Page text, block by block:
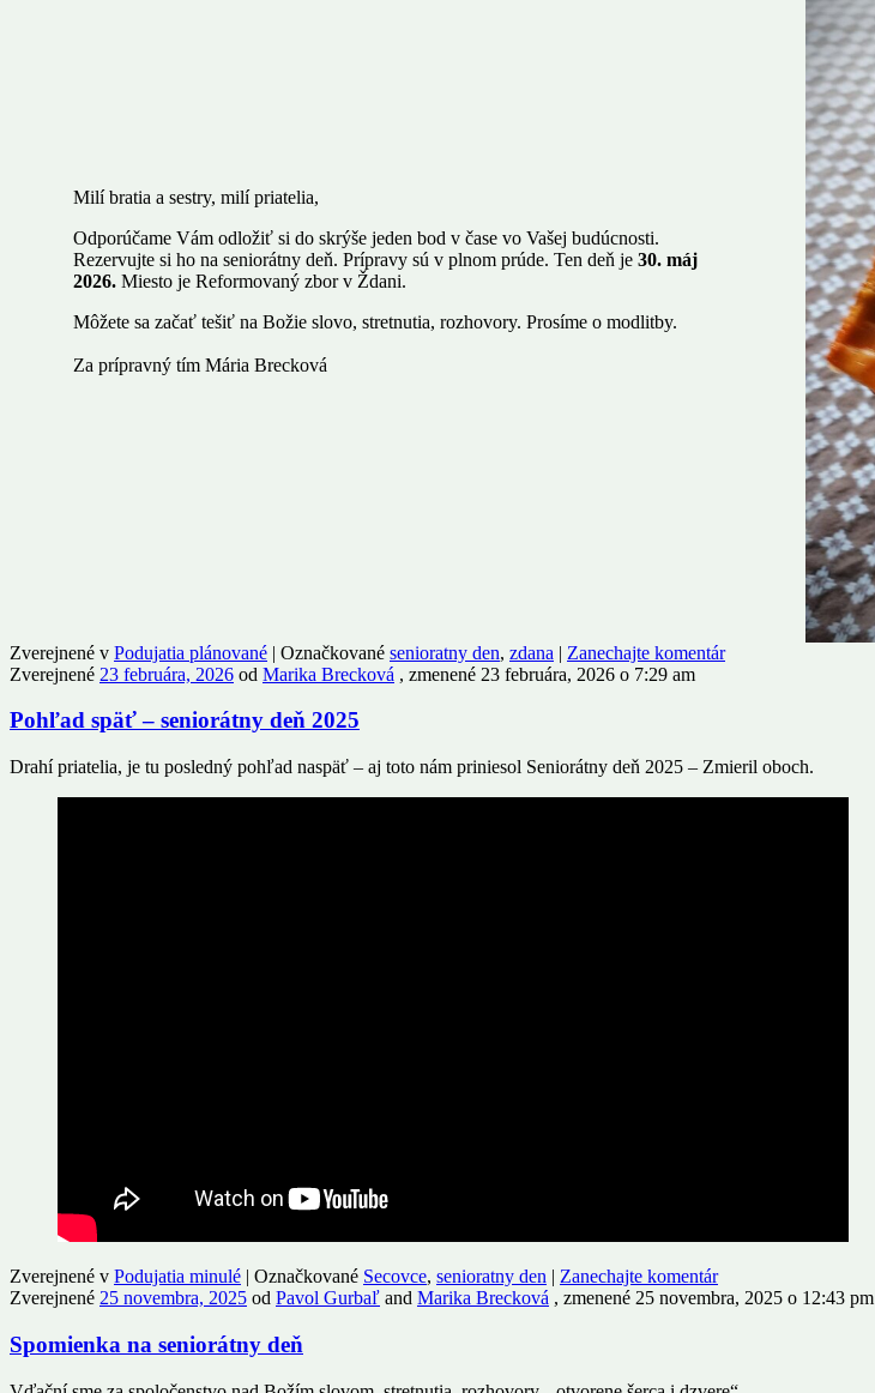
Milí bratia a sestry, milí priatelia,
Odporúčame Vám odložiť si do skrýše jeden bod v čase vo Vašej budúcnosti.
Rezervujte si ho na seniorátny deň. Prípravy sú v plnom prúde. Ten deň je30. máj
2026. Miesto je Reformovaný zbor v Ždani.
Môžete sa začať tešiť na Božie slovo, stretnutia, rozhovory. Prosíme o modlitby.
Za prípravný tím Mária Brecková
Zverejnené v Podujatia plánované | Označkované senioratny den, zdana | Zanechajte komentár
Zverejnené 23 februára, 2026 od Marika Brecková , zmenené 23 februára, 2026 o 7:29 am
Pohľad späť – seniorátny deň 2025
Drahí priatelia, je tu posledný pohľad naspäť – aj toto nám priniesol Seniorátny deň 2025 – Zmieril oboch.
Zverejnené v Podujatia minulé | Označkované Secovce, senioratny den | Zanechajte komentár
Zverejnené 25 novembra, 2025 od Pavol Gurbaľ and Marika Brecková , zmenené 25 novembra, 2025 o 12:43 pm
Spomienka na seniorátny deň